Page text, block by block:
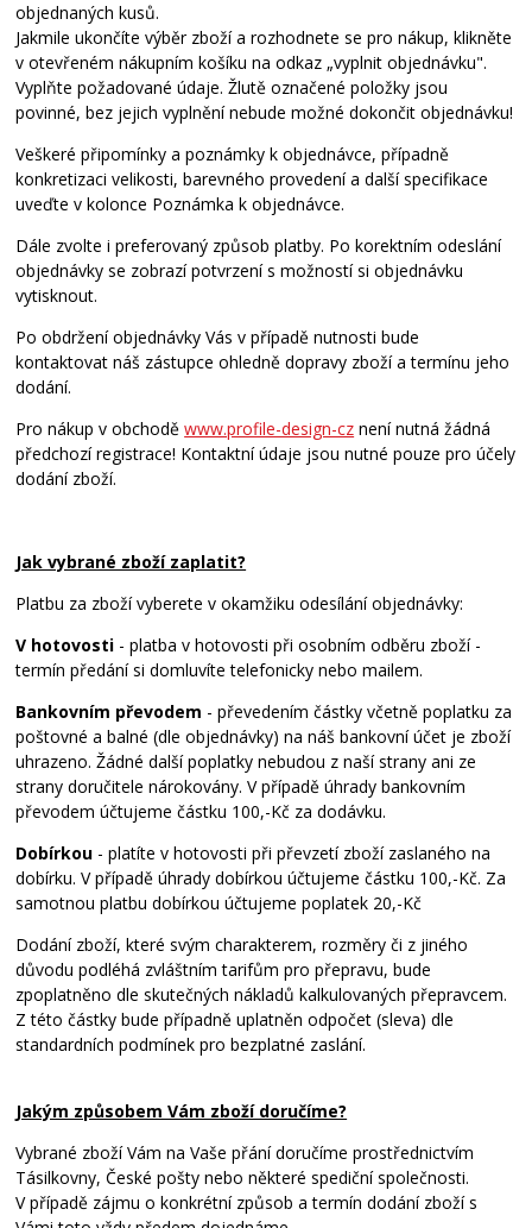
objednaných kusů.
Jakmile ukončíte výběr zboží a rozhodnete se pro nákup, klikněte
v otevřeném nákupním košíku na odkaz „vyplnit objednávku".
Vyplňte požadované údaje. Žlutě označené položky jsou
povinné, bez jejich vyplnění nebude možné dokončit objednávku!
Veškeré připomínky a poznámky k objednávce, případně
konkretizaci velikosti, barevného provedení a další specifikace
uveďte v kolonce Poznámka k objednávce.
Dále zvolte i preferovaný způsob platby. Po korektním odeslání
objednávky se zobrazí potvrzení s možností si objednávku
vytisknout.
Po obdržení objednávky Vás v případě nutnosti bude
kontaktovat náš zástupce ohledně dopravy zboží a termínu jeho
dodání.
Pro nákup v obchoděwww.profile-design-cz není nutná žádná
předchozí registrace! Kontaktní údaje jsou nutné pouze pro účely
dodání zboží.
Jak vybrané zboží zaplatit?
Platbu za zboží vyberete v okamžiku odesílání objednávky:
V hotovosti - platba v hotovosti při osobním odběru zboží -
termín předání si domluvíte telefonicky nebo mailem.
Bankovním převodem - převedením částky včetně poplatku za
poštovné a balné (dle objednávky) na náš bankovní účet je zboží
uhrazeno. Žádné další poplatky nebudou z naší strany ani ze
strany doručitele nárokovány. V případě úhrady bankovním
převodem účtujeme částku 100,-Kč za dodávku.
Dobírkou - platíte v hotovosti při převzetí zboží zaslaného na
dobírku. V případě úhrady dobírkou účtujeme částku 100,-Kč. Za
samotnou platbu dobírkou účtujeme poplatek 20,-Kč
Dodání zboží, které svým charakterem, rozměry či z jiného
důvodu podléhá zvláštním tarifům pro přepravu, bude
zpoplatněno dle skutečných nákladů kalkulovaných přepravcem.
Z této částky bude případně uplatněn odpočet (sleva) dle
standardních podmínek pro bezplatné zaslání.
Jakým způsobem Vám zboží doručíme?
Vybrané zboží Vám na Vaše přání doručíme prostřednictvím
Tásilkovny, České pošty nebo některé spediční společnosti.
V případě zájmu o konkrétní způsob a termín dodání zboží s